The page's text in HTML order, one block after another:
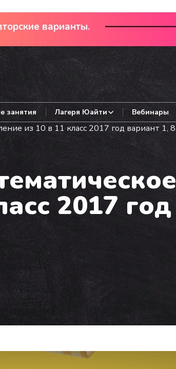
варианты.
занятия Лагеря Юайти Вебинары
из 10 в 11 класс 2017 год вариант 1, 8
2017 год